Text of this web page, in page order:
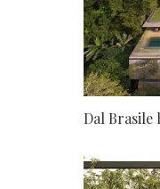
Dal Brasile